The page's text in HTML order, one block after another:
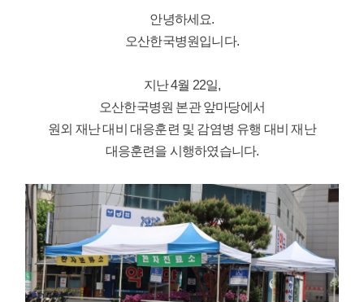
안녕하세요.
오산한국병원입니다.
지난 4월 22일,
오산한국병원 본관 앞마당에서
원외 재난 대비 대응훈련 및 감염병 유행 대비 재난
대응훈련을 시행하였습니다.